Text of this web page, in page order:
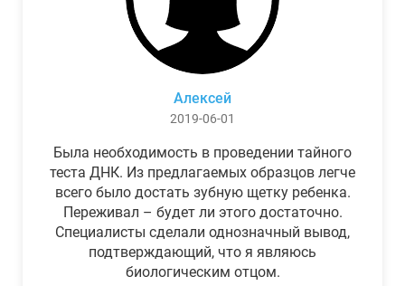
Алексей
2019-06-01
Была необходимость в проведении тайного
теста ДНК. Из предлагаемых образцов легче
всего было достать зубную щетку ребенка.
Переживал – будет ли этого достаточно.
Специалисты сделали однозначный вывод,
подтверждающий, что я являюсь
биологическим отцом.